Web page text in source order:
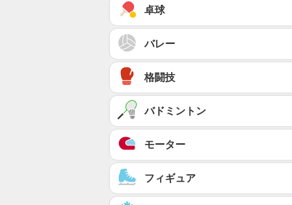
卓球
バレー
格闘技
バドミントン
モーター
フィギュア